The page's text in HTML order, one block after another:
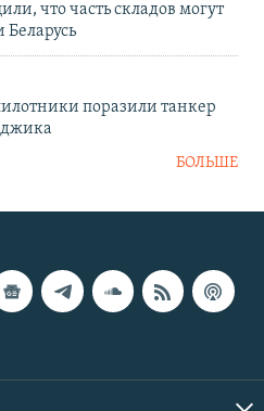
что часть складов могут
Беларусь
поразили танкер
БОЛЬШЕ